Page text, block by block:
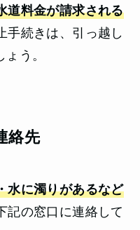
道料金が請求される
手続きは、引っ越し
う。
絡先
水に濁りがあるなど
記の窓口に連絡して